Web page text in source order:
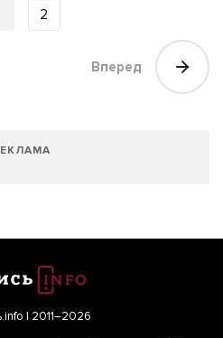
2
Вперед
| 2011–2026